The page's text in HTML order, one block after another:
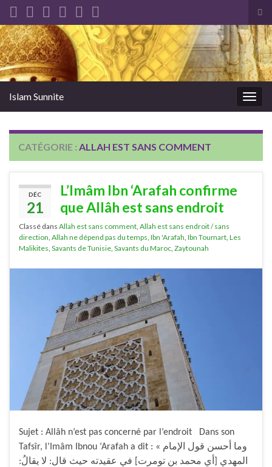
Search for:
Islam Sunnite
CATÉGORIE : ALLAH EST SANS COMMENT
DÉC
21
L’Imâm Ibn ‘Arafah confirme
que Allâh est sans endroit
Classé dans Allah est sans comment Allah est sans endroit / sans
direction Allah ne dépend pas du temps Ibn 'Arafah Ibn Toumart Les
Malikites Savants de Tunisie Savants du Maroc Zaytounah
Sujet : Allâh n’est pas concerné par l’endroit Dans son
Tafsîr, l’Imâm Ibnou ‘Arafah a dit : « وما أحسن قول الإمام
المهدي [أي محمد بن تومرت] في عقيدته حيث قال: لا يقالُ: